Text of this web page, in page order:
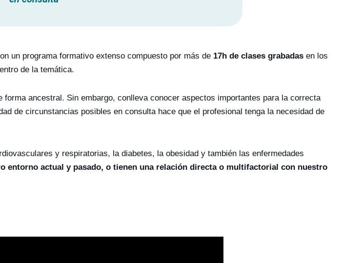
un programa formativo extenso compuesto por más de 17h de clases grabadas en los
de la temática.
forma ancestral. Sin embargo, conlleva conocer aspectos importantes para la correcta
de circunstancias posibles en consulta hace que el profesional tenga la necesidad de
y respiratorias, la diabetes, la obesidad y también las enfermedades
entorno actual y pasado, o tienen una relación directa o multifactorial con nuestro